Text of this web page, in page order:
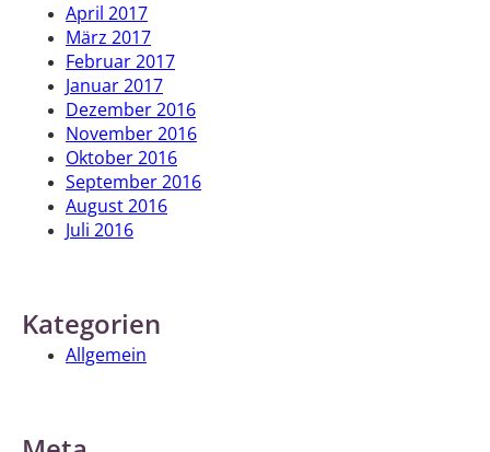
April 2017
März 2017
Februar 2017
Januar 2017
Dezember 2016
November 2016
Oktober 2016
September 2016
August 2016
Juli 2016
Kategorien
Allgemein